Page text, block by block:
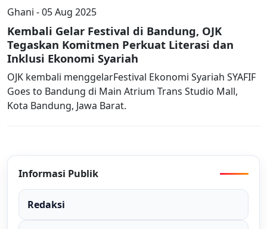
Ghani - 05 Aug 2025
Kembali Gelar Festival di Bandung, OJK
Tegaskan Komitmen Perkuat Literasi dan
Inklusi Ekonomi Syariah
OJK kembali menggelarFestival Ekonomi Syariah SYAFIF
Goes to Bandung di Main Atrium Trans Studio Mall,
Kota Bandung, Jawa Barat.
Informasi Publik
Redaksi